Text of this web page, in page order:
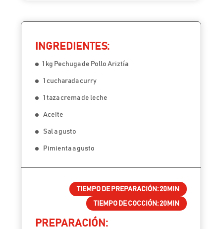
INGREDIENTES:
1 kg Pechuga de Pollo Ariztía
1 cucharada curry
1 taza crema de leche
Aceite
Sal a gusto
Pimienta a gusto
TIEMPO DE PREPARACIÓN:20MIN
TIEMPO DE COCCIÓN:20MIN
PREPARACIÓN: